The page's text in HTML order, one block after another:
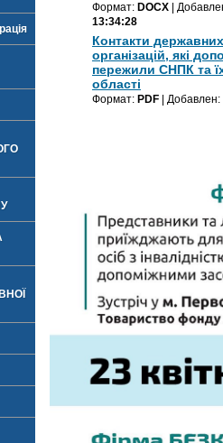
Формат: DOCX |
13:34:28
Контакти
організацій, які
пережили СНПК та
області
Формат: PDF | Добавлен: